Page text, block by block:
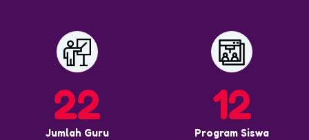
22
Jumlah Guru
12
Program Siswa